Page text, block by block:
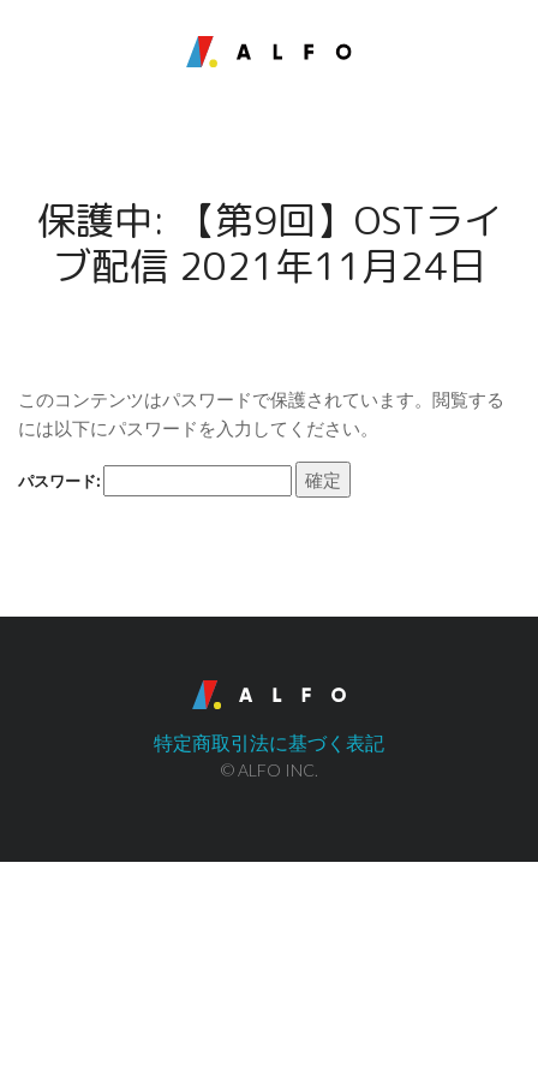
保護中: 【第9回】OSTライ
ブ配信 2021年11月24日
このコンテンツはパスワードで保護されています。閲覧する
には以下にパスワードを入力してください。
パスワード:
特定商取引法に基づく表記
© ALFO INC.